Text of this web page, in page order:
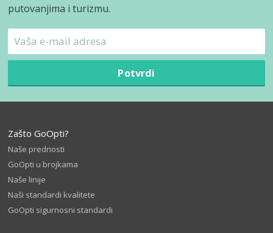
putovanjima i turizmu.
Potvrdi
Zašto GoOpti?
Naše prednosti
GoOpti u brojkama
Naše linije
Naši standardi kvalitete
GoOpti sigurnosni standardi